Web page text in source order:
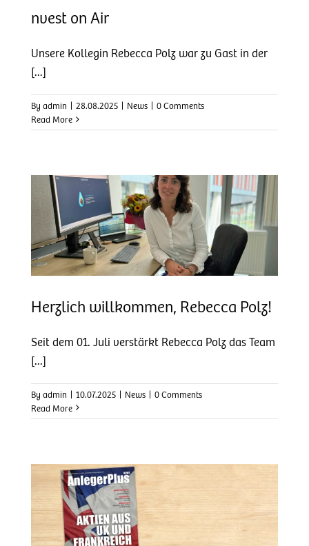
nvest on Air
Unsere Kollegin Rebecca Polz war zu Gast in der
[...]
By admin | 28.08.2025 | News | 0 Comments
Read More
Herzlich willkommen, Rebecca Polz!
Seit dem 01. Juli verstärkt Rebecca Polz das Team
[...]
By admin | 10.07.2025 | News | 0 Comments
Read More